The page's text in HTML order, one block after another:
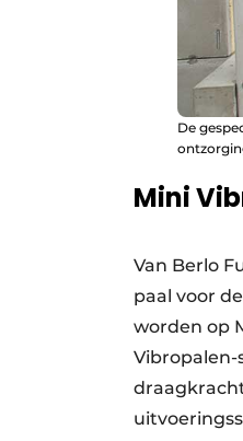
De
Mini
Van Berlo
paal voor
worden op